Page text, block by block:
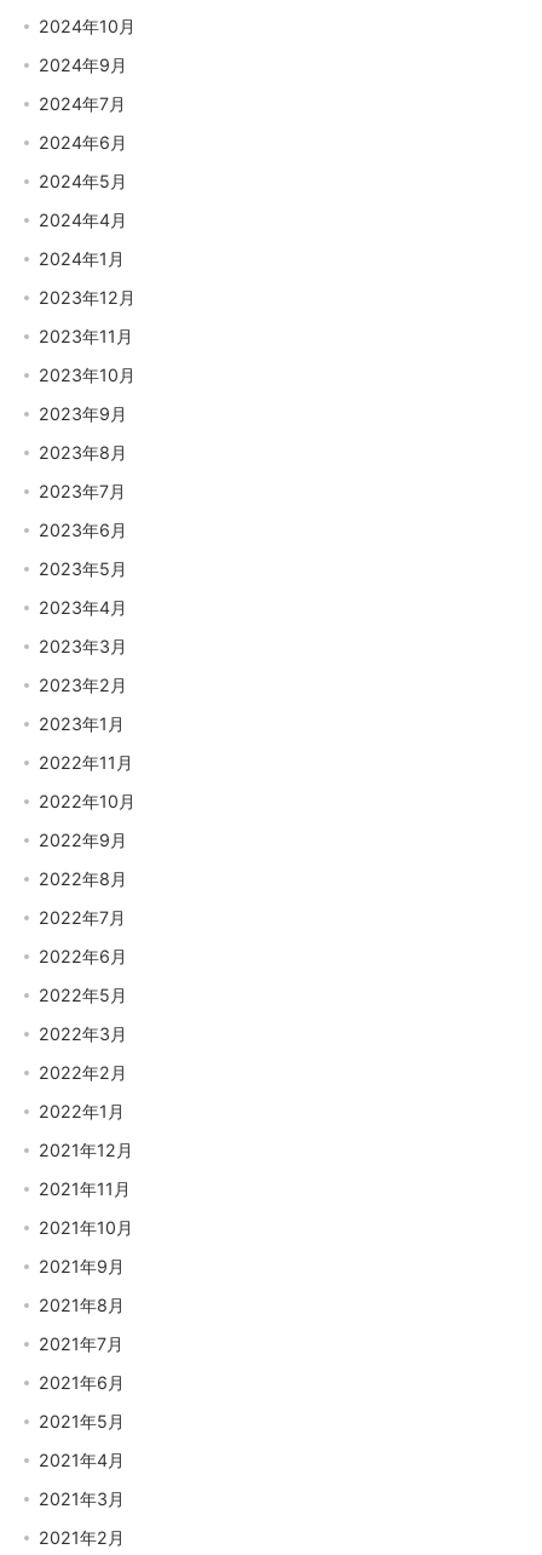
2024年10月
2024年9月
2024年7月
2024年6月
2024年5月
2024年4月
2024年1月
2023年12月
2023年11月
2023年10月
2023年9月
2023年8月
2023年7月
2023年6月
2023年5月
2023年4月
2023年3月
2023年2月
2023年1月
2022年11月
2022年10月
2022年9月
2022年8月
2022年7月
2022年6月
2022年5月
2022年3月
2022年2月
2022年1月
2021年12月
2021年11月
2021年10月
2021年9月
2021年8月
2021年7月
2021年6月
2021年5月
2021年4月
2021年3月
2021年2月